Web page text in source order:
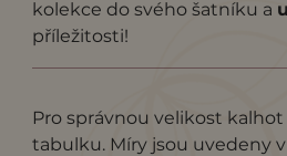
kolekce do svého šatníku a
příležitosti!
Pro správnou velikost
tabulku. Míry jsou uvedeny